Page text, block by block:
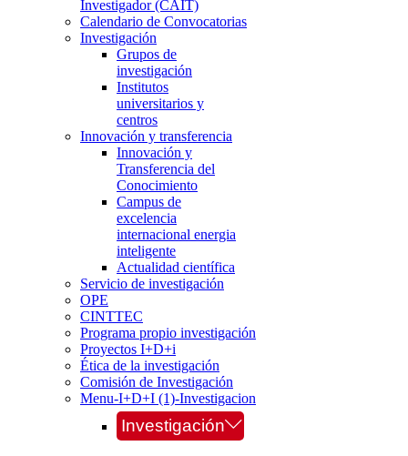
Investigador (CAIT)
Calendario de Convocatorias
Investigación
Grupos de
investigación
Institutos
universitarios y
centros
Innovación y transferencia
Innovación y
Transferencia del
Conocimiento
Campus de
excelencia
internacional energia
inteligente
Actualidad científica
Servicio de investigación
OPE
CINTTEC
Programa propio investigación
Proyectos I+D+i
Ética de la investigación
Comisión de Investigación
Menu-I+D+I (1)-Investigacion
Investigación